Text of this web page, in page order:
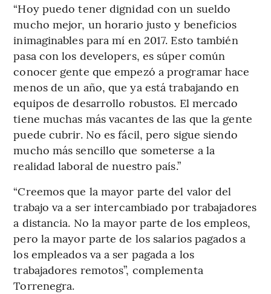
“Hoy puedo tener dignidad con un sueldo
mucho mejor, un horario justo y beneficios
inimaginables para mí en 2017. Esto también
pasa con los developers, es súper común
conocer gente que empezó a programar hace
menos de un año, que ya está trabajando en
equipos de desarrollo robustos. El mercado
tiene muchas más vacantes de las que la gente
puede cubrir. No es fácil, pero sigue siendo
mucho más sencillo que someterse a la
realidad laboral de nuestro país.”
“Creemos que la mayor parte del valor del
trabajo va a ser intercambiado por trabajadores
a distancia. No la mayor parte de los empleos,
pero la mayor parte de los salarios pagados a
los empleados va a ser pagada a los
trabajadores remotos”, complementa
Torrenegra.